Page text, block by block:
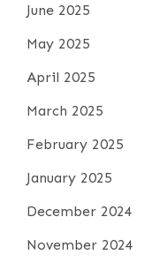
June 2025
May 2025
April 2025
March 2025
February 2025
January 2025
December 2024
November 2024